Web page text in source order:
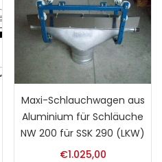
Maxi-Schlauchwagen aus
Aluminium für Schläuche
NW 200 für SSK 290 (LKW)
€1.025,00